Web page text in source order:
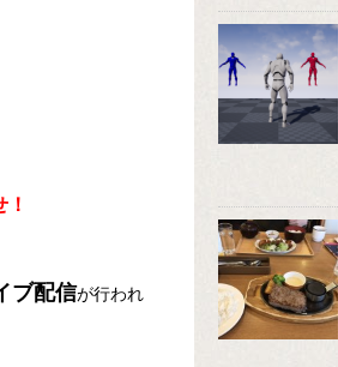
ブ配信が行われ